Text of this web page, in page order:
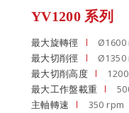
YV1200 系列
最大旋轉徑
Ø1600
最大切削徑
Ø1350
最大切削高度
最大工作盤載重
主軸轉速
350 rpm